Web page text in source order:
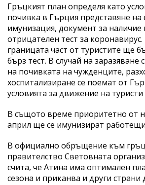
Гръцкият план определя като
почивка в Гърция представяне на
имунизация, документ за наличие
отрицателен тест за
границата част от туристите ще
бърз тест. В случай на заразяване
на почивката на чужденците,
хоспитализиране се поемат от
условията за движение на туристи
В същото време приоритетно от
април ще се имунизират
В официално обръщение към
правителство Световната
счита, че Атина има оптимален
сезона и приканва и други страни